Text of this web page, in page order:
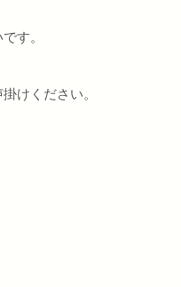
す。
けください。